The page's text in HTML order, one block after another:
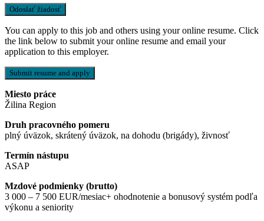
You can apply to this job and others using your online resume. Click
the link below to submit your online resume and email your
application to this employer.
Miesto práce
Žilina Region
Druh pracovného pomeru
plný úväzok, skrátený úväzok, na dohodu (brigády), živnosť
Termín nástupu
ASAP
Mzdové podmienky (brutto)
3 000 – 7 500 EUR/mesiac+ ohodnotenie a bonusový systém podľa
výkonu a seniority